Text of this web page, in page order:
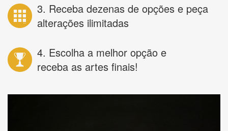
3. Receba dezenas de opções e peça
alterações ilimitadas
4. Escolha a melhor opção e
receba as artes finais!